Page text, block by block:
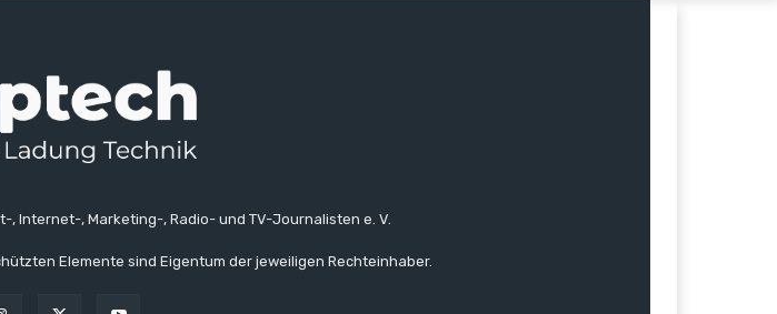
, Internet-, Marketing-, Radio- und TV-Journalisten e. V.
Elemente sind Eigentum der jeweiligen Rechteinhaber.